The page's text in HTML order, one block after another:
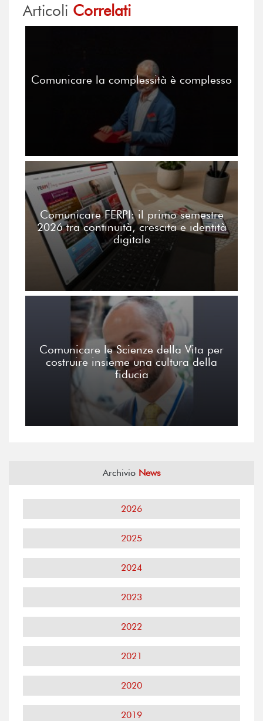
Articoli Correlati
Comunicare la complessità è complesso
Comunicare FERPI: il primo semestre
2026 tra continuità, crescita e identità
digitale
Comunicare le Scienze della Vita per
costruire insieme una cultura della
fiducia
Archivio News
2026
2025
2024
2023
2022
2021
2020
2019